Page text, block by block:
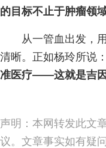
的目标不止于肿瘤领
从一管血出发，
清晰。正如杨玲所说：
准医疗——这就是吉
声明：本网转发此文
议。文章事实如有疑